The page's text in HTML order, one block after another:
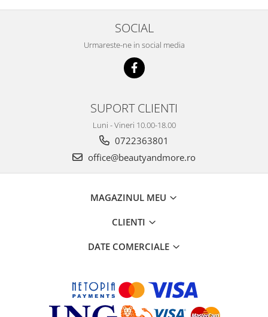
SOCIAL
Urmareste-ne in social media
SUPORT CLIENTI
Luni - Vineri 10.00-18.00
0722363801
office@beautyandmore.ro
MAGAZINUL MEU
CLIENTI
DATE COMERCIALE